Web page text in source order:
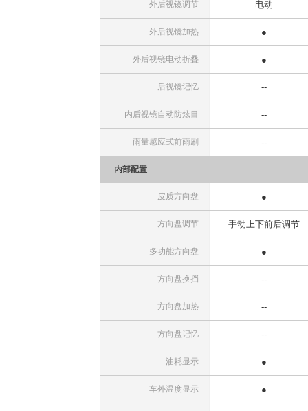
外后视镜调节
外后视镜加热
外后视镜电动折叠
后视镜记忆
内后视镜自动防炫目
雨量感应式前雨刷
内部配置
皮质方向盘
方向盘调节
多功能方向盘
方向盘换挡
方向盘加热
方向盘记忆
油耗显示
车外温度显示
电动
●
●
--
--
--
●
手动上下前后调节
●
--
--
--
●
●